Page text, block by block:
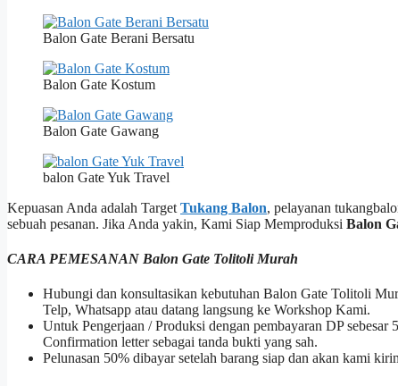
Balon Gate Berani Bersatu
Balon Gate Kostum
Balon Gate Gawang
balon Gate Yuk Travel
Kepuasan Anda adalah Target Tukang Balon, pelayanan
sebuah pesanan. Jika Anda yakin, Kami Siap Memproduksi Balon
CARA PEMESANAN Balon Gate Tolitoli Murah
Hubungi dan konsultasikan kebutuhan Balon Gate Tolitoli
Telp, Whatsapp atau datang langsung ke Workshop Kami.
Untuk Pengerjaan / Produksi dengan pembayaran DP
Confirmation letter sebagai tanda bukti yang sah.
Pelunasan 50% dibayar setelah barang siap dan akan kami